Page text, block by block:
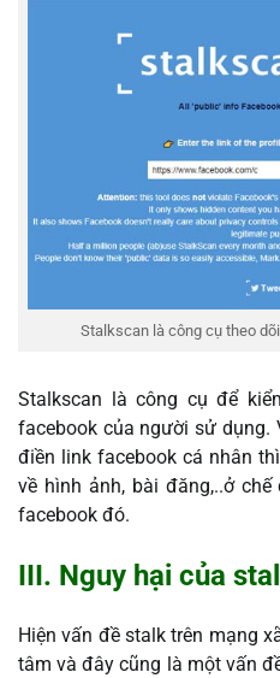
Stalkscan là công cụ theo
Stalkscan là công cụ để
facebook của người sử dụng.
điền link facebook cá nhân
về hình ảnh, bài đăng,..ở
facebook đó.
III. Nguy hại của
Hiện vấn đề stalk trên mạng
tâm và đây cũng là một vấn